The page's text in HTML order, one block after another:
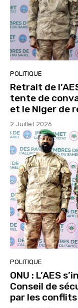
POLITIQUE
Retrait de
tente de
et le Niger de
2 Juillet 2026
POLITIQUE
ONU : L’AES
Conseil de
par les